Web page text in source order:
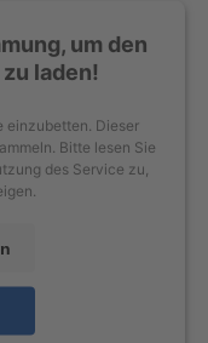
um den
laden!
einzubetten. Dieser
Bitte lesen Sie
des Service zu,